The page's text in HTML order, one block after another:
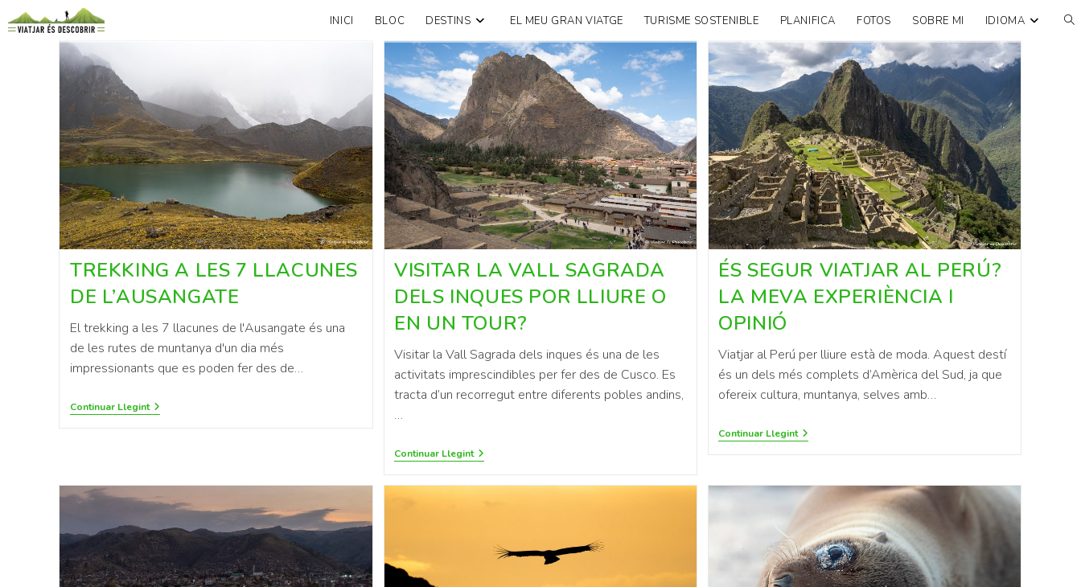
INICI BLOC DESTINS EL MEU GRAN VIATGE TURISME SOSTENIBLE PLANIFICA FOTOS SOBRE MI IDIOMA
TREKKING A LES 7 LLACUNES
DE L’AUSANGATE
El trekking a les 7 llacunes de l'Ausangate és una
de les rutes de muntanya d'un dia més
impressionants que es poden fer des de…
Continuar Llegint
VISITAR LA VALL SAGRADA
DELS INQUES POR LLIURE O
EN UN TOUR?
Visitar la Vall Sagrada dels inques és una de les
activitats imprescindibles per fer des de Cusco. Es
tracta d’un recorregut entre diferents pobles andins,
…
Continuar Llegint
ÉS SEGUR VIATJAR AL PERÚ?
LA MEVA EXPERIÈNCIA I
OPINIÓ
Viatjar al Perú per lliure està de moda. Aquest destí
és un dels més complets d’Amèrica del Sud, ja que
ofereix cultura, muntanya, selves amb…
Continuar Llegint